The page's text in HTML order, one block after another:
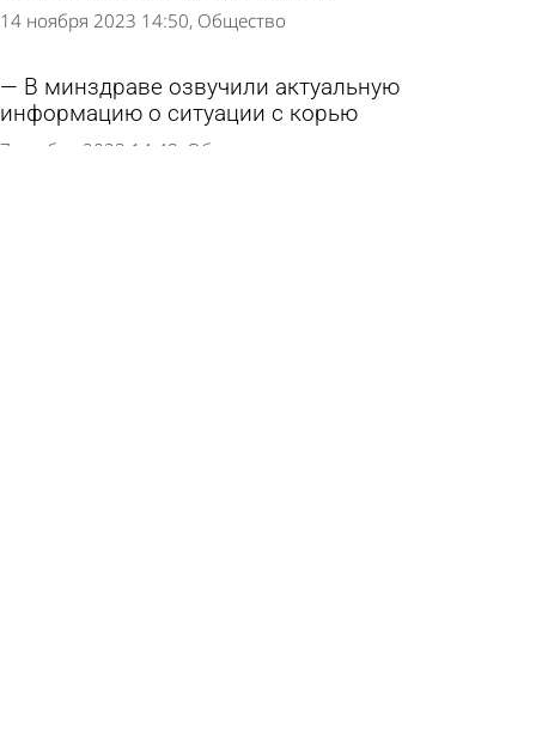
14 ноября 2023 14:50 Общество
В минздраве озвучили актуальную
информацию о ситуации с корью
7 ноября 2023 14:48 Общество